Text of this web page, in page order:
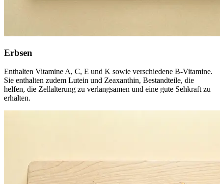
Erbsen
Enthalten Vitamine A, C, E und K sowie verschiedene B-Vitamine.
Sie enthalten zudem Lutein und Zeaxanthin, Bestandteile, die
helfen, die Zellalterung zu verlangsamen und eine gute Sehkraft zu
erhalten.